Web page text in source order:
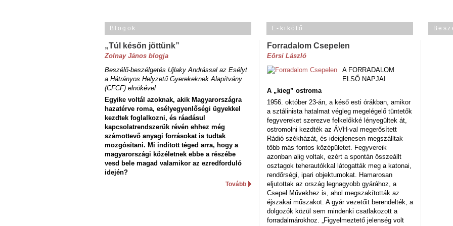
Blogok
„Túl későn jöttünk”
Zolnay János blogja
Beszélő-beszélgetés Ujlaky Andrással az Esélyt
a Hátrányos Helyzetű Gyerekeknek Alapítvány
(CFCF) elnökével
Egyike voltál azoknak, akik Magyarországra
hazatérve roma, esélyegyenlőségi ügyekkel
kezdtek foglalkozni, és ráadásul
kapcsolatrendszerük révén ehhez még
számottevő anyagi forrásokat is tudtak
mozgósítani. Mi indított téged arra, hogy a
magyarországi közéletnek ebbe a részébe
vesd bele magad valamikor az ezredforduló
idején?
Tovább
E-kikötő
Forradalom Csepelen
Eörsi László
A FORRADALOM
ELSŐ NAPJAI
A „kieg” ostroma
1956. október 23-án, a késő esti órákban, amikor
a sztálinista hatalmat végleg megelégelő tüntetők
fegyvereket szerezve felkelőkké lényegültek át,
ostromolni kezdték az ÁVH-val megerősített
Rádió székházát, és ideiglenesen megszálltak
több más fontos középületet. Fegyvereik
azonban alig voltak, ezért a spontán összeállt
osztagok teherautókkal látogatták meg a katonai,
rendőrségi, ipari objektumokat. Hamarosan
eljutottak az ország legnagyobb gyárához, a
Csepel Művekhez is, ahol megszakították az
éjszakai műszakot. A gyár vezetőit berendelték, a
dolgozók közül sem mindenki csatlakozott a
forradalmárokhoz. „Figyelmeztető jelenség volt